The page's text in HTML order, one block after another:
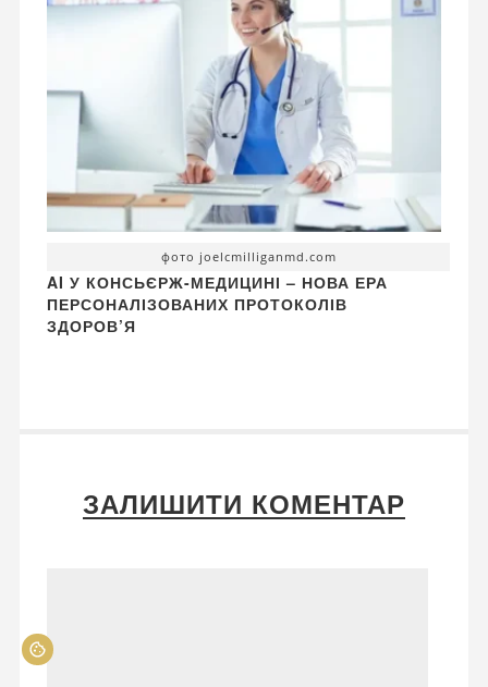
фото joelcmilliganmd.com
AI У КОНСЬЄРЖ-МЕДИЦИНІ – НОВА ЕРА
ПЕРСОНАЛІЗОВАНИХ ПРОТОКОЛІВ
ЗДОРОВ’Я
ЗАЛИШИТИ КОМЕНТАР